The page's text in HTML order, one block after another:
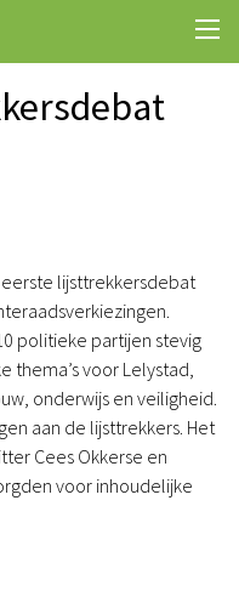
lijsttrekkersdebat
politieke partijen stevig
thema’s voor Lelystad,
onderwijs en veiligheid.
aan de lijsttrekkers. Het
Cees Okkerse en
voor inhoudelijke